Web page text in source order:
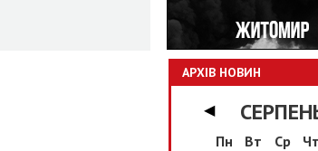
АРХІВ НОВИН
◀
Пн
Вт Ср Чт